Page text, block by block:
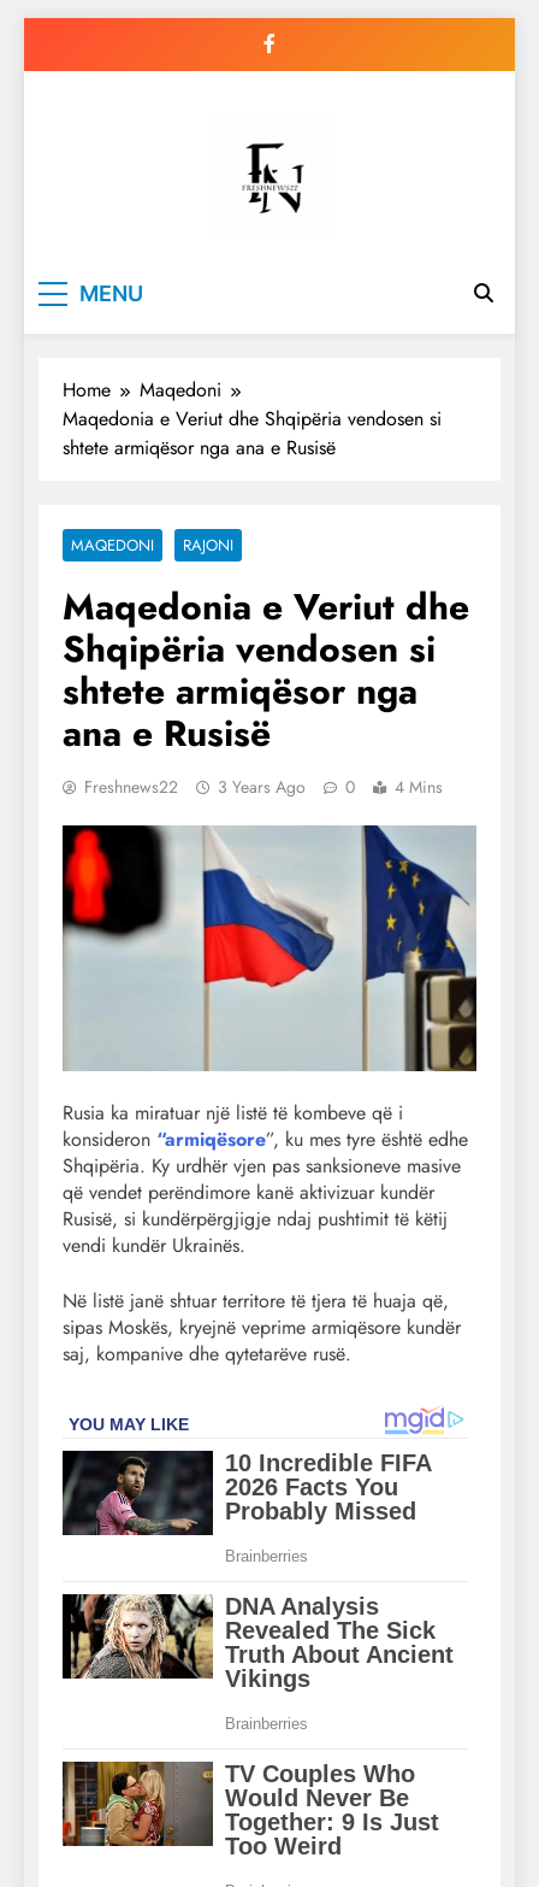
MENU
Home
Maqedoni
Maqedonia e Veriut dhe Shqipëria vendosen si
shtete armiqësor nga ana e Rusisë
MAQEDONI RAJONI
Maqedonia e Veriut dhe
Shqipëria vendosen si
shtete armiqësor nga
ana e Rusisë
Freshnews22 3 Years Ago 0 4 Mins
Rusia ka miratuar një listë të kombeve që i
konsideron “armiqësore”, ku mes tyre është edhe
Shqipëria. Ky urdhër vjen pas sanksioneve masive
që vendet perëndimore kanë aktivizuar kundër
Rusisë, si kundërpërgjigje ndaj pushtimit të këtij
vendi kundër Ukrainës.
Në listë janë shtuar territore të tjera të huaja që,
sipas Moskës, kryejnë veprime armiqësore kundër
saj, kompanive dhe qytetarëve rusë.